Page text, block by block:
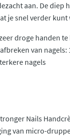
aan. De diep
je snel verder kunt
droge handen
van
nagels
Nails
van micro-